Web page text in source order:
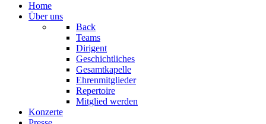
Home
Über uns
Back
Teams
Dirigent
Geschichtliches
Gesamtkapelle
Ehrenmitglieder
Repertoire
Mitglied werden
Konzerte